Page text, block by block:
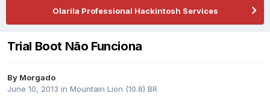
Olarila Professional Hackintosh Services
Trial Boot Não Funciona
By Morgado
June 10, 2013 in Mountain Lion (10.8) BR